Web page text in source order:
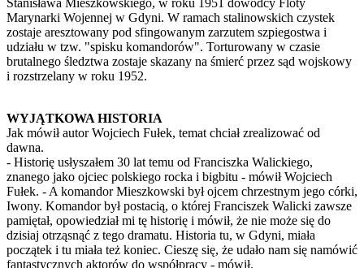
Marynarki Wojennej w Gdyni. W ramach stalinowskich czystek
zostaje aresztowany pod sfingowanym zarzutem szpiegostwa i
udziału w tzw. "spisku komandorów". Torturowany w czasie
brutalnego śledztwa zostaje skazany na śmierć przez sąd wojskowy
i rozstrzelany w roku 1952.
WYJĄTKOWA HISTORIA
Jak mówił autor Wojciech Fułek, temat chciał zrealizować od
dawna.
- Historię usłyszałem 30 lat temu od Franciszka Walickiego,
znanego jako ojciec polskiego rocka i bigbitu - mówił Wojciech
Fułek. - A komandor Mieszkowski był ojcem chrzestnym jego córki,
Iwony. Komandor był postacią, o której Franciszek Walicki zawsze
pamiętał, opowiedział mi tę historię i mówił, że nie może się do
dzisiaj otrząsnąć z tego dramatu. Historia tu, w Gdyni, miała
początek i tu miała też koniec. Cieszę się, że udało nam się namówić
fantastycznych aktorów do współpracy - mówił.